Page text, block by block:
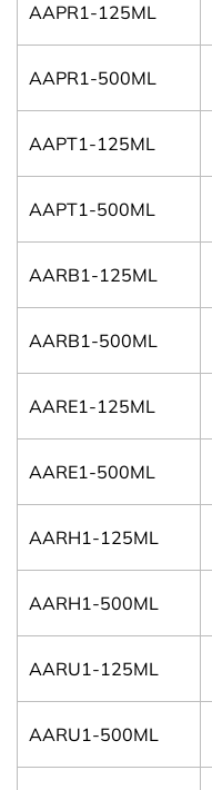
AAPR1-125ML
AAPR1-500ML
AAPT1-125ML
AAPT1-500ML
AARB1-125ML
AARB1-500ML
AARE1-125ML
AARE1-500ML
AARH1-125ML
AARH1-500ML
AARU1-125ML
AARU1-500ML